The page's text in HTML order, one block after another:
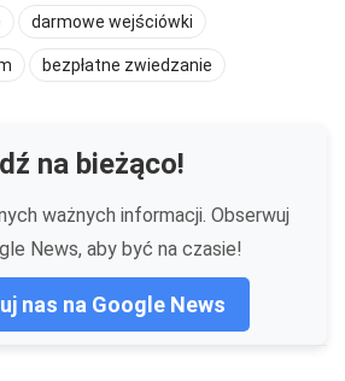
darmowe wejściówki
bezpłatne zwiedzanie
na bieżąco!
ważnych informacji. Obserwuj
News, aby być na czasie!
nas na Google News